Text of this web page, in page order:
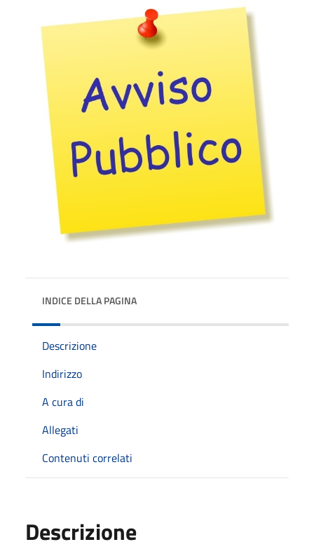
INDICE DELLA PAGINA
Descrizione
Indirizzo
A cura di
Allegati
Contenuti correlati
Descrizione